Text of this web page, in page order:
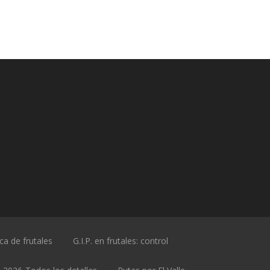
de frutales G.I.P. en frutales: control